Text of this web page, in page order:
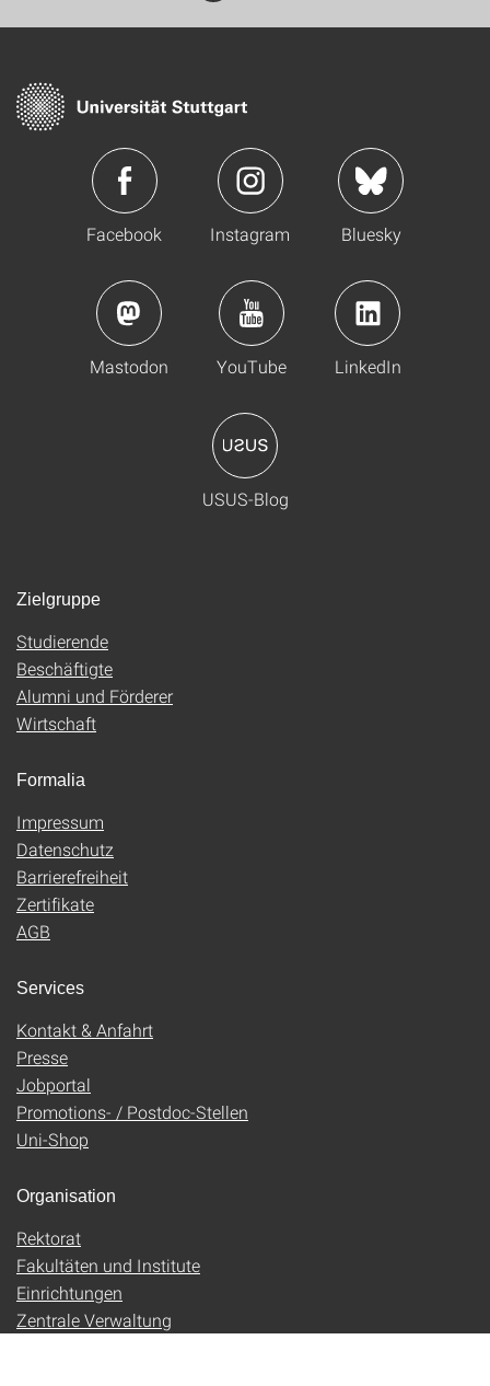
Facebook Instagram Bluesky
Mastodon YouTube LinkedIn
USUS-Blog
Zielgruppe
Studierende
Beschäftigte
Alumni und Förderer
Wirtschaft
Formalia
Impressum
Datenschutz
Barrierefreiheit
Zertifikate
AGB
Services
Kontakt & Anfahrt
Presse
Jobportal
Promotions- / Postdoc-Stellen
Uni-Shop
Organisation
Rektorat
Fakultäten und Institute
Einrichtungen
Zentrale Verwaltung